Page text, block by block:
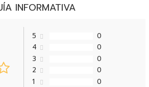
INFORMATIVA
5
0
4
0
3
0
2
0
1
0